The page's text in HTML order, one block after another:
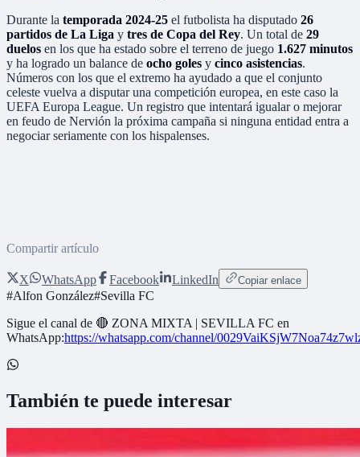
Durante la temporada 2024-25 el futbolista ha disputado 26
partidos de La Liga y tres de Copa del Rey. Un total de 29
duelos en los que ha estado sobre el terreno de juego 1.627 minutos
y ha logrado un balance de ocho goles y cinco asistencias.
Números con los que el extremo ha ayudado a que el conjunto
celeste vuelva a disputar una competición europea, en este caso la
UEFA Europa League. Un registro que intentará igualar o mejorar
en feudo de Nervión la próxima campaña si ninguna entidad entra a
negociar seriamente con los hispalenses.
Compartir artículo
X WhatsApp Facebook LinkedIn Copiar enlace
#Alfon González#Sevilla FC
Sigue el canal de 🔴 ZONA MIXTA | SEVILLA FC en
WhatsApp:https://whatsapp.com/channel/
También te puede interesar